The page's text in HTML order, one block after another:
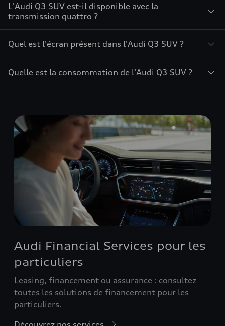
L'Audi Q3 SUV est-il disponible avec la
transmission quattro ?
Quel est l'écran présent dans l'Audi Q3 SUV ?
Quelle est la consommation de l'Audi Q3 SUV ?
Audi Financial Services pour les
particuliers
Leasing, financement ou assurance : consultez
toutes les solutions de financement pour les
particuliers.